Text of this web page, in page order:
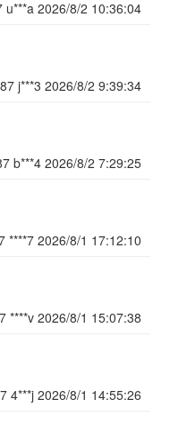
u***a 2026/8/2 10:36:04
j***3 2026/8/2 9:39:34
b***4 2026/8/2 7:29:25
****7 2026/8/1 17:12:10
****v 2026/8/1 15:07:38
4***j 2026/8/1 14:55:26